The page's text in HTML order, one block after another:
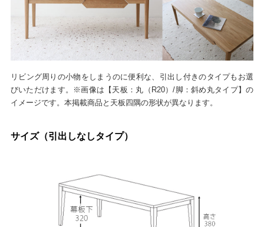
リビング周りの小物をしまうのに便利な、引出し付きのタイプもお選
びいただけます。※画像は【天板：丸（R20）/脚：斜め丸タイプ】の
イメージです。本掲載商品と天板四隅の形状が異なります。
サイズ（引出しなしタイプ）